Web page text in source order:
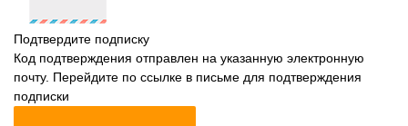
Подтвердите подписку
Код подтверждения отправлен на указанную электронную
почту. Перейдите по ссылке в письме для подтверждения
подписки